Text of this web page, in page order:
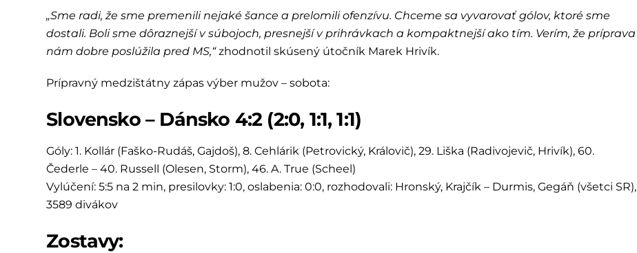
„Sme radi, že sme premenili nejaké šance a prelomili ofenzívu. Chceme sa vyvarovať gólov, ktoré sme
dostali. Boli sme dôraznejší v súbojoch, presnejší v prihrávkach a kompaktnejší ako tím. Verím, že príprava
nám dobre poslúžila pred MS,“zhodnotil skúsený útočník Marek Hrivík.
Prípravný medzištátny zápas výber mužov – sobota:
Slovensko – Dánsko 4:2 (2:0, 1:1, 1:1)
Góly: 1. Kollár (Faško-Rudáš, Gajdoš), 8. Cehlárik (Petrovický, Královič), 29. Liška (Radivojevič, Hrivík), 60.
Čederle – 40. Russell (Olesen, Storm), 46. A. True (Scheel)
Vylúčení: 5:5 na 2 min, presilovky: 1:0, oslabenia: 0:0, rozhodovali: Hronský, Krajčík – Durmis, Gegáň (všetci SR),
3589 divákov
Zostavy: